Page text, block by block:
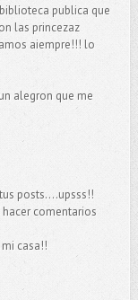
publica que
las princezaz
aiempre!!! lo
alegron que me
posts....upsss!!
comentarios
casa!!